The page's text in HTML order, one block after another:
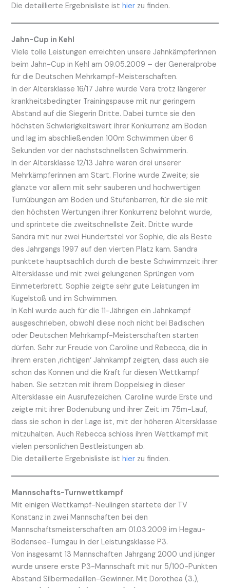
Die detaillierte Ergebnisliste isthier zu finden.
Jahn-Cup in Kehl
Viele tolle Leistungen erreichten unsere Jahnkämpferinnen
beim Jahn-Cup in Kehl am 09.05.2009 – der Generalprobe
für die Deutschen Mehrkampf-Meisterschaften.
In der Altersklasse 16/17 Jahre wurde Vera trotz längerer
krankheitsbedingter Trainingspause mit nur geringem
Abstand auf die Siegerin Dritte. Dabei turnte sie den
höchsten Schwierigkeitswert ihrer Konkurrenz am Boden
und lag im abschließenden 100m Schwimmen über 6
Sekunden vor der nächstschnellsten Schwimmerin.
In der Altersklasse 12/13 Jahre waren drei unserer
Mehrkämpferinnen am Start. Florine wurde Zweite; sie
glänzte vor allem mit sehr sauberen und hochwertigen
Turnübungen am Boden und Stufenbarren, für die sie mit
den höchsten Wertungen ihrer Konkurrenz belohnt wurde,
und sprintete die zweitschnellste Zeit. Dritte wurde
Sandra mit nur zwei Hundertstel vor Sophie, die als Beste
des Jahrgangs 1997 auf den vierten Platz kam. Sandra
punktete hauptsächlich durch die beste Schwimmzeit ihrer
Altersklasse und mit zwei gelungenen Sprüngen vom
Einmeterbrett. Sophie zeigte sehr gute Leistungen im
Kugelstoß und im Schwimmen.
In Kehl wurde auch für die 11-Jährigen ein Jahnkampf
ausgeschrieben, obwohl diese noch nicht bei Badischen
oder Deutschen Mehrkampf-Meisterschaften starten
dürfen. Sehr zur Freude von Caroline und Rebecca, die in
ihrem ersten ‚richtigen‘ Jahnkampf zeigten, dass auch sie
schon das Können und die Kraft für diesen Wettkampf
haben. Sie setzten mit ihrem Doppelsieg in dieser
Altersklasse ein Ausrufezeichen. Caroline wurde Erste und
zeigte mit ihrer Bodenübung und ihrer Zeit im 75m-Lauf,
dass sie schon in der Lage ist, mit der höheren Altersklasse
mitzuhalten. Auch Rebecca schloss ihren Wettkampf mit
vielen persönlichen Bestleistungen ab.
Die detaillierte Ergebnisliste isthier zu finden.
Mannschafts-Turnwettkampf
Mit einigen Wettkampf-Neulingen startete der TV
Konstanz in zwei Mannschaften bei den
Mannschaftsmeisterschaften am 01.03.2009 im Hegau-
Bodensee-Turngau in der Leistungsklasse P3.
Von insgesamt 13 Mannschaften Jahrgang 2000 und jünger
wurde unsere erste P3-Mannschaft mit nur 5/100-Punkten
Abstand Silbermedaillen-Gewinner. Mit Dorothea (3.),